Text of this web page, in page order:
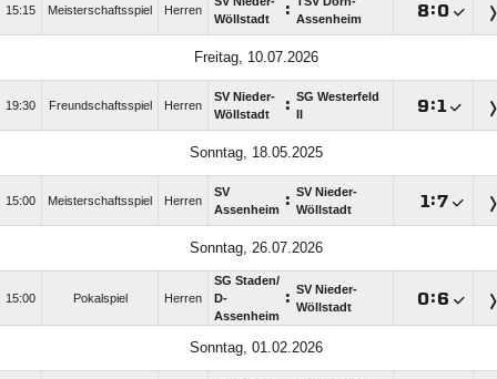
15:15 Meisterschaftsspiel Herren
Wöllstadt
: Assenheim
:
Freitag, 10.07.2026
19:30 Freundschaftsspiel Herren
SV Nieder-
Wöllstadt
: SG Westerfeld
:
Sonntag, 18.05.2025
15:00 Meisterschaftsspiel Herren
SV
Assenheim : SV Nieder-
Wöllstadt
:
Sonntag, 26.07.2026
15:00 Pokalspiel Herren
SG Staden/​
D-
Assenheim
: SV Nieder-
Wöllstadt
:
Sonntag, 01.02.2026